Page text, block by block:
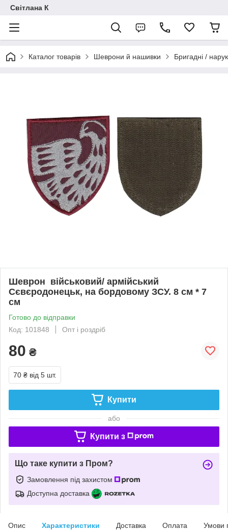
Світлана К
Каталог товарів Шеврони й нашивки Бригадні /
Шеврон військовий/ армійський
Сєвєродонецьк, на бордовому ЗСУ. 8 см * 7
см
Готово до відправки
Код: 101848
Опт і роздріб
80 ₴
70 ₴ від 5 шт.
Купити
або
Купити з
Що таке купити з Пром?
Замовлення під захистом
Доступна доставка
Опис Характеристики Доставка Оплата Умови